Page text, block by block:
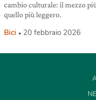
cambio culturale: il mezzo
quello più leggero.
Bici 20 febbraio 2026